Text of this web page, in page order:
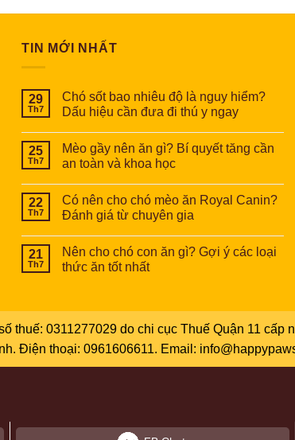
TIN MỚI NHẤT
29
Th7
Chó sốt bao nhiêu độ là nguy hiểm?
Dấu hiệu cần đưa đi thú y ngay
25
Th7
Mèo gầy nên ăn gì? Bí quyết tăng cần
an toàn và khoa học
22
Th7
Có nên cho chó mèo ăn Royal Canin?
Đánh giá từ chuyên gia
21
Th7
Nên cho chó con ăn gì? Gợi ý các loại
thức ăn tốt nhất
thuế: 0311277029 do chi cục Thuế Quận 11
Điện thoại: 0961606611. Email: